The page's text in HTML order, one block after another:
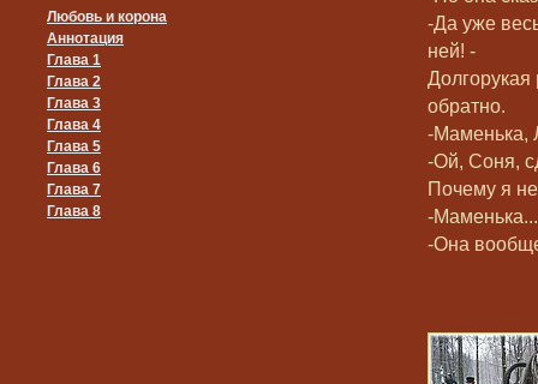
Любовь и корона
Аннотация
Глава 1
Глава 2
Глава 3
Глава 4
Глава 5
Глава 6
Глава 7
Глава 8
-Да уже
ней! -
обратно.
-Маменька,
-Ой, Соня,
Почему я
-
-Она